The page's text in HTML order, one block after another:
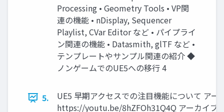
Processing • Geometry Tools • VP関
連の機能 • nDisplay, Sequencer
Playlist, CVar Editor など • パイプライ
ン関連の機能 • Datasmith, glTF など •
テンプレートやサンプル関連の紹介 ◆
ノンゲームでのUE5への移行 4
5.
UE5 早期アクセスでの注目機能について アー
https://youtu.be/8hZFOh31Q4Q アーカイブ